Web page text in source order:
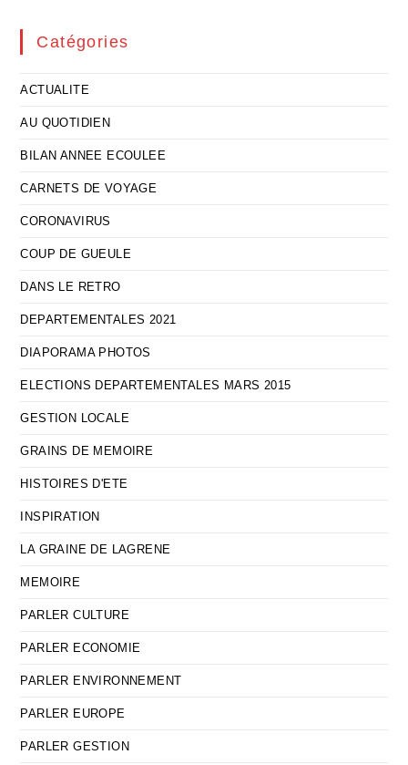
Catégories
ACTUALITE
AU QUOTIDIEN
BILAN ANNEE ECOULEE
CARNETS DE VOYAGE
CORONAVIRUS
COUP DE GUEULE
DANS LE RETRO
DEPARTEMENTALES 2021
DIAPORAMA PHOTOS
ELECTIONS DEPARTEMENTALES MARS 2015
GESTION LOCALE
GRAINS DE MEMOIRE
HISTOIRES D'ETE
INSPIRATION
LA GRAINE DE LAGRENE
MEMOIRE
PARLER CULTURE
PARLER ECONOMIE
PARLER ENVIRONNEMENT
PARLER EUROPE
PARLER GESTION